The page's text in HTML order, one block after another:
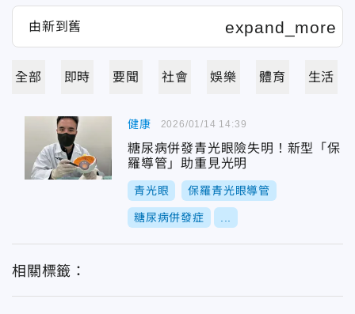
全部 即時 要聞 社會 娛樂 體育 生活
健康
糖尿病併發青光眼險失明！新型「保
羅導管」助重見光明
青光眼 保羅青光眼導管
糖尿病併發症
2026/01/14 14:39
相關標籤：